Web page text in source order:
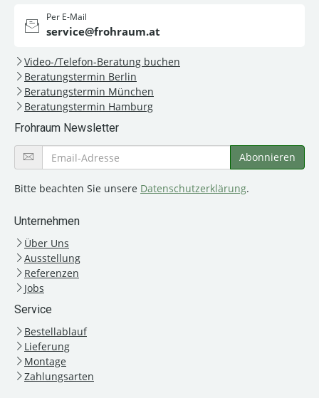
Per E-Mail
service@frohraum.at
Video-/Telefon-Beratung buchen
Beratungstermin Berlin
Beratungstermin München
Beratungstermin Hamburg
Frohraum Newsletter
Bitte beachten Sie unsere Datenschutzerklärung.
Unternehmen
Über Uns
Ausstellung
Referenzen
Jobs
Service
Bestellablauf
Lieferung
Montage
Zahlungsarten